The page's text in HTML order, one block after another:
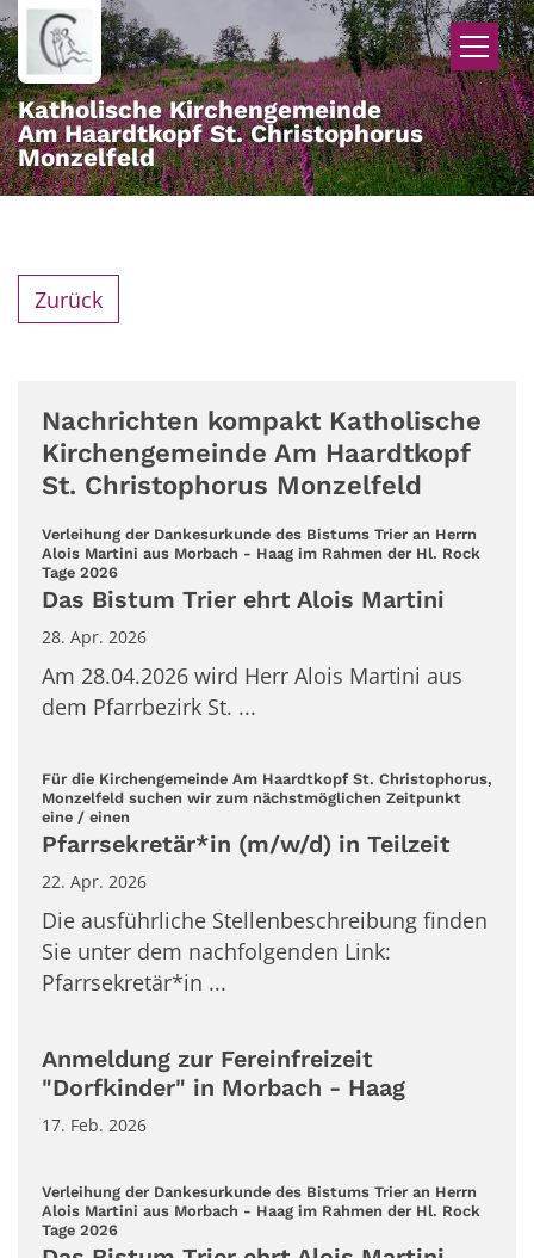
Zum Inhalt springen
Katholische Kirchengemeinde
Am Haardtkopf St. Christophorus
Monzelfeld
Zurück
Nachrichten kompakt Katholische
Kirchengemeinde Am Haardtkopf
St. Christophorus Monzelfeld
Verleihung der Dankesurkunde des Bistums Trier an Herrn
Alois Martini aus Morbach - Haag im Rahmen der Hl. Rock
Tage 2026:
Das Bistum Trier ehrt Alois Martini
28. Apr. 2026
Am 28.04.2026 wird Herr Alois Martini aus
dem Pfarrbezirk St. ...
Für die Kirchengemeinde Am Haardtkopf St. Christophorus,
Monzelfeld suchen wir zum nächstmöglichen Zeitpunkt
eine / einen
Pfarrsekretär*in (m/w/d) in Teilzeit
22. Apr. 2026
Die ausführliche Stellenbeschreibung finden
Sie unter dem nachfolgenden Link:
Pfarrsekretär*in ...
Anmeldung zur Fereinfreizeit
"Dorfkinder" in Morbach - Haag
17. Feb. 2026
Verleihung der Dankesurkunde des Bistums Trier an Herrn
Alois Martini aus Morbach - Haag im Rahmen der Hl. Rock
Tage 2026: